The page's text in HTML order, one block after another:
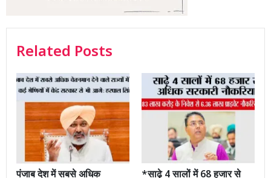
Related Posts
पंजाब देश में सबसे अधिक
*साढ़े 4 सालों में 68 हजार से